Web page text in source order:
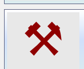
⚒